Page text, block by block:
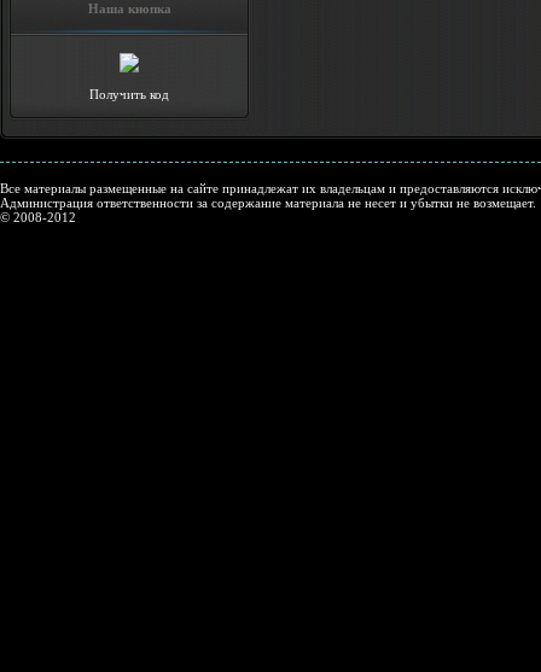
Наша кнопка
Получить код
Все материалы размещенные на сайте принадлежат их владельцам и предоставляются
Администрация ответственности за содержание материала не несет и убытки не возмещает.
© 2008-2012